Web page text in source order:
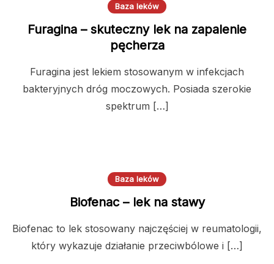
Baza leków
Furagina – skuteczny lek na zapalenie
pęcherza
Furagina jest lekiem stosowanym w infekcjach
bakteryjnych dróg moczowych. Posiada szerokie
spektrum […]
Baza leków
Biofenac – lek na stawy
Biofenac to lek stosowany najczęściej w reumatologii,
który wykazuje działanie przeciwbólowe i […]